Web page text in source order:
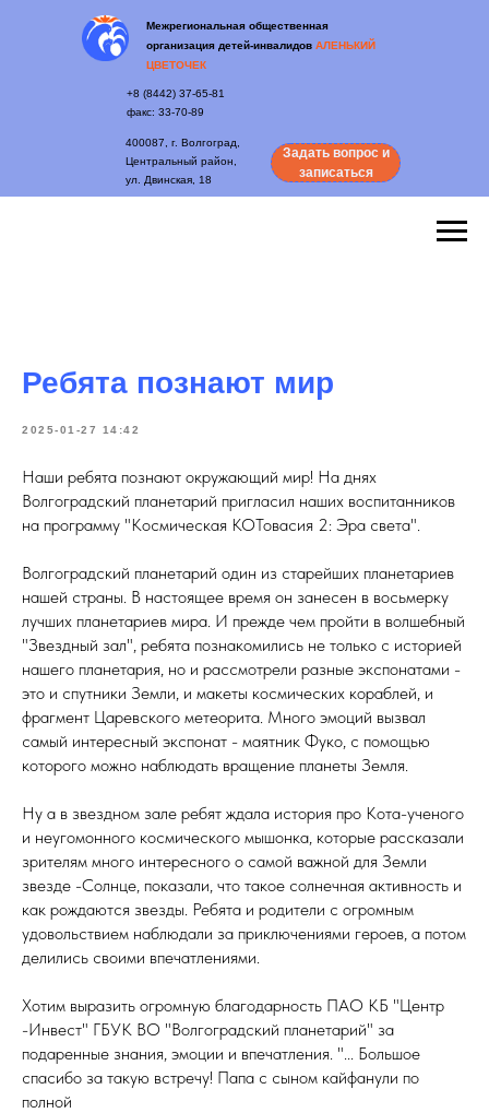
Межрегиональная общественная
организация детей-инвалидов АЛЕНЬКИЙ
ЦВЕТОЧЕК
Задать вопрос и
записаться
400087, г. Волгоград,
Центральный район,
ул. Двинская, 18
+8 (8442) 37-65-81
факс: 33-70-89
Ребята познают мир
2025-01-27 14:42
Наши ребята познают окружающий мир! На днях
Волгоградский планетарий пригласил наших воспитанников
на программу "Космическая КОТовасия 2: Эра света".
Волгоградский планетарий один из старейших планетариев
нашей страны. В настоящее время он занесен в восьмерку
лучших планетариев мира. И прежде чем пройти в волшебный
"Звездный зал", ребята познакомились не только с историей
нашего планетария, но и рассмотрели разные экспонатами -
это и спутники Земли, и макеты космических кораблей, и
фрагмент Царевского метеорита. Много эмоций вызвал
самый интересный экспонат - маятник Фуко, с помощью
которого можно наблюдать вращение планеты Земля.
Ну а в звездном зале ребят ждала история про Кота-ученого
и неугомонного космического мышонка, которые рассказали
зрителям много интересного о самой важной для Земли
звезде -Солнце, показали, что такое солнечная активность и
как рождаются звезды. Ребята и родители с огромным
удовольствием наблюдали за приключениями героев, а потом
делились своими впечатлениями.
Хотим выразить огромную благодарность ПАО КБ "Центр
-Инвест" ГБУК ВО "Волгоградский планетарий" за
подаренные знания, эмоции и впечатления. "... Большое
спасибо за такую встречу! Папа с сыном кайфанули по
полной